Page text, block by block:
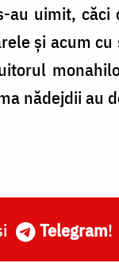
au uimit, căci
și acum cu
nădejdii au
Telegram!